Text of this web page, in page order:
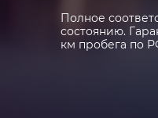
Полное
состоянию.
км пробега по